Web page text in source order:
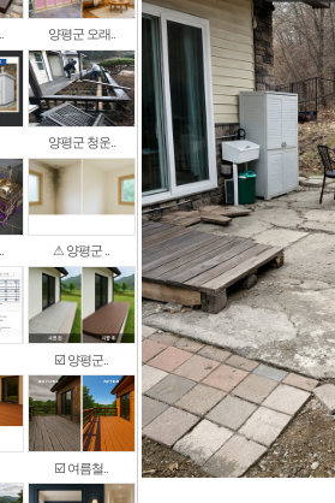
양평군 오래..
양평군 청운..
⚠ 양평군 ..
☑️ 양평군..
☑️ 여름철..